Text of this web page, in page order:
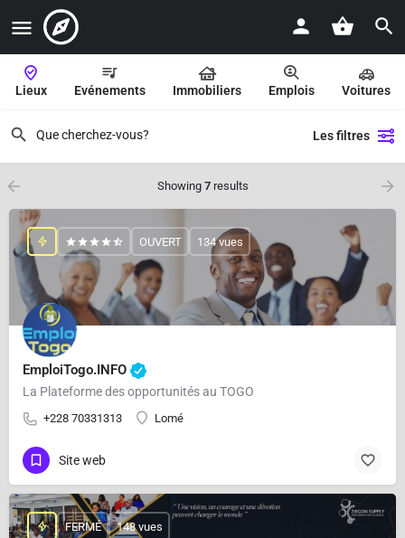
Lieux Evénements Immobiliers Emplois Voitures
Les filtres
Showing 7results
EmploiTogo.INFO
La Plateforme des opportunités au TOGO
+228 70331313 Lomé
OUVERT 134 vues
Site web
FERMÉ 148 vues